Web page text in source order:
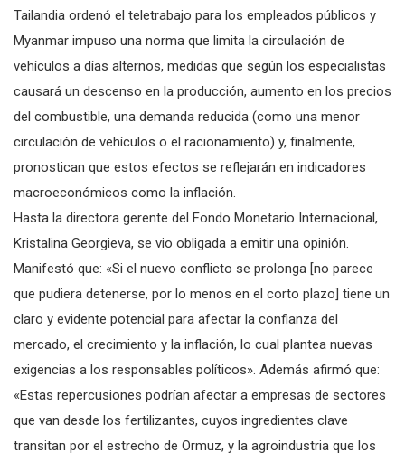
Tailandia ordenó el teletrabajo para los empleados públicos y
Myanmar impuso una norma que limita la circulación de
vehículos a días alternos, medidas que según los especialistas
causará un descenso en la producción, aumento en los precios
del combustible, una demanda reducida (como una menor
circulación de vehículos o el racionamiento) y, finalmente,
pronostican que estos efectos se reflejarán en indicadores
macroeconómicos como la inflación.
Hasta la directora gerente del Fondo Monetario Internacional,
Kristalina Georgieva, se vio obligada a emitir una opinión.
Manifestó que: «Si el nuevo conflicto se prolonga [no parece
que pudiera detenerse, por lo menos en el corto plazo] tiene un
claro y evidente potencial para afectar la confianza del
mercado, el crecimiento y la inflación, lo cual plantea nuevas
exigencias a los responsables políticos». Además afirmó que:
«Estas repercusiones podrían afectar a empresas de sectores
que van desde los fertilizantes, cuyos ingredientes clave
transitan por el estrecho de Ormuz, y la agroindustria que los